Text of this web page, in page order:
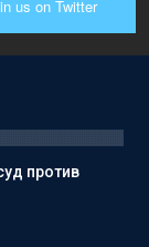
us on Twitter
против